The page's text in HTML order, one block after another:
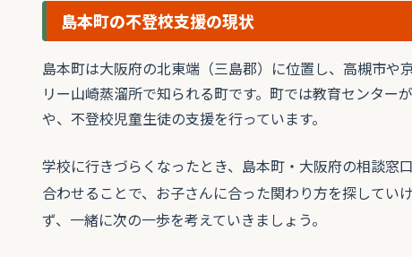
島本町の不登校支援の現状
島本町は大阪府の北東端（三島郡）に位置し、高槻市
リー山崎蒸溜所で知られる町です。町では教育センタ
や、不登校児童生徒の支援を行っています。
学校に行きづらくなったとき、島本町・大阪府の相談窓
合わせることで、お子さんに合った関わり方を探してい
ず、一緒に次の一歩を考えていきましょう。